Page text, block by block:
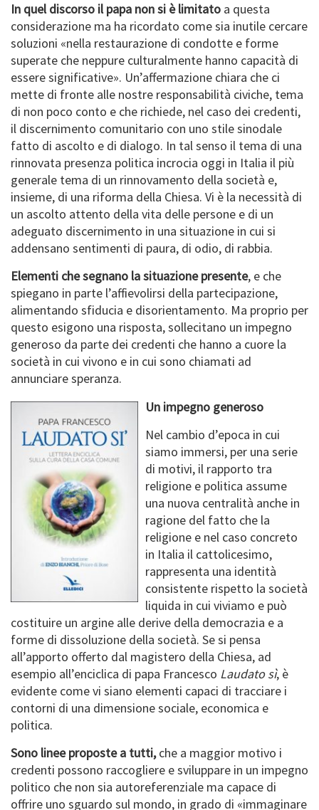
In quel discorso il papa non si è limitato a questa
considerazione ma ha ricordato come sia inutile cercare
soluzioni «nella restaurazione di condotte e forme
superate che neppure culturalmente hanno capacità di
essere significative». Un’affermazione chiara che ci
mette di fronte alle nostre responsabilità civiche, tema
di non poco conto e che richiede, nel caso dei credenti,
il discernimento comunitario con uno stile sinodale
fatto di ascolto e di dialogo. In tal senso il tema di una
rinnovata presenza politica incrocia oggi in Italia il più
generale tema di un rinnovamento della società e,
insieme, di una riforma della Chiesa. Vi è la necessità di
un ascolto attento della vita delle persone e di un
adeguato discernimento in una situazione in cui si
addensano sentimenti di paura, di odio, di rabbia.
Elementi che segnano la situazione presente, e che
spiegano in parte l’affievolirsi della partecipazione,
alimentando sfiducia e disorientamento. Ma proprio per
questo esigono una risposta, sollecitano un impegno
generoso da parte dei credenti che hanno a cuore la
società in cui vivono e in cui sono chiamati ad
annunciare speranza.
Un impegno generoso
Nel cambio d’epoca in cui
siamo immersi, per una serie
di motivi, il rapporto tra
religione e politica assume
una nuova centralità anche in
ragione del fatto che la
religione e nel caso concreto
in Italia il cattolicesimo,
rappresenta una identità
consistente rispetto la società
liquida in cui viviamo e può
costituire un argine alle derive della democrazia e a
forme di dissoluzione della società. Se si pensa
all’apporto offerto dal magistero della Chiesa, ad
esempio all’enciclica di papa Francesco Laudato sì, è
evidente come vi siano elementi capaci di tracciare i
contorni di una dimensione sociale, economica e
politica.
Sono linee proposte a tutti,che a maggior motivo i
credenti possono raccogliere e sviluppare in un impegno
politico che non sia autoreferenziale ma capace di
offrire uno sguardo sul mondo, in grado di «immaginare